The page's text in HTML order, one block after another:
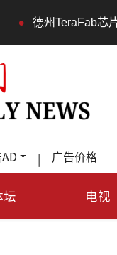
户奥斯汀 马斯克宣布
| 广告价格
坛 电视